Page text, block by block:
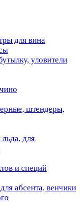
для вина
уловители
штендеры,
для
и специй
абсента, венчики